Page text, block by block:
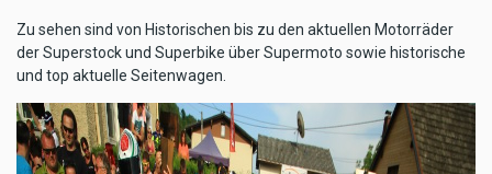
Zu sehen sind von Historischen bis zu den aktuellen Motorräder
der Superstock und Superbike über Supermoto sowie historische
und top aktuelle Seitenwagen.